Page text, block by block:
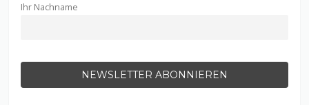
Ihr Nachname